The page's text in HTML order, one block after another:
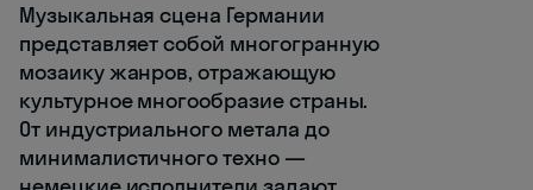
Музыкальная сцена Германии
представляет собой многогранную
мозаику жанров, отражающую
культурное многообразие страны.
От индустриального метала до
минималистичного техно —